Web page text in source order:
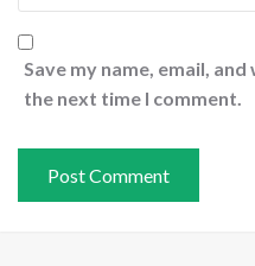
Save my name, email,
the next time I comment.